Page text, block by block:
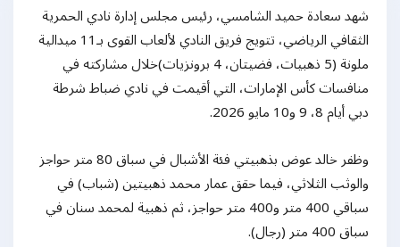
شهد سعادة حميد الشامسي، رئيس مجلس إدارة نادي الحمرية
الثقافي الرياضي، تتويج فريق النادي لألعاب القوى بـ11 ميدالية
ملونة (5 ذهبيات، فضيتان، 4 برونزيات)خلال مشاركته في
منافسات كأس الإمارات، التي أقيمت في نادي ضباط شرطة
دبي أيام 8، 9 و10 مايو 2026.
وظفر خالد عوض بذهبيتي فئة الأشبال في سباق 80 متر حواجز
والوثب الثلاثي، فيما حقق عمار محمد ذهبيتين (شباب) في
سباقي 400 متر و400 متر حواجز، ثم ذهبية لمحمد سنان في
سباق 400 متر (رجال).